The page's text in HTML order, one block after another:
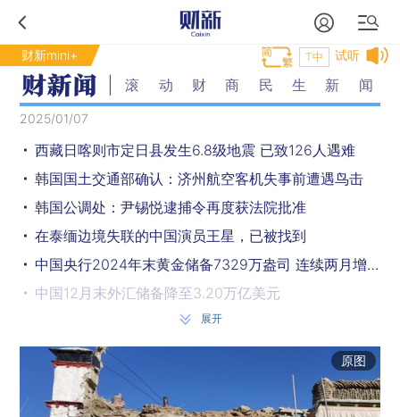
财新mini+ 试听
T中
滚动财商民生新闻
2025/01/07
西藏日喀则市定日县发生6.8级地震 已致126人遇难
韩国国土交通部确认：济州航空客机失事前遭遇鸟击
韩国公调处：尹锡悦逮捕令再度获法院批准
在泰缅边境失联的中国演员王星，已被找到
中国央行2024年末黄金储备7329万盎司 连续两月增持
中国12月末外汇储备降至3.20万亿美元
两部门预拨1亿元支持西藏做好地震灾害救灾工作
涉毒“上头电子烟”在青少年群体滥用加剧 国家禁毒办等三部门发文打击整治
《咬文嚼字》编辑部公布2024年十大语文差错
印尼成为金砖国家正式成员，外交部回应
展开
原图